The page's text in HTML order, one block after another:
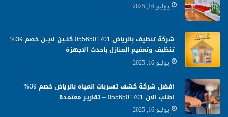
يوليو 16, 2025
شركة تنظيف بالرياض 0556501701 كلــين لايــن خصم 39%
تنظيف وتعقيم المنازل باحدث الاجهزة
يوليو 16, 2025
افضل شركة كشف تسربات المياه بالرياض خصم 39%
اطلب الان 0556501701‬‏ – تقارير معتمدة
يوليو 16, 2025